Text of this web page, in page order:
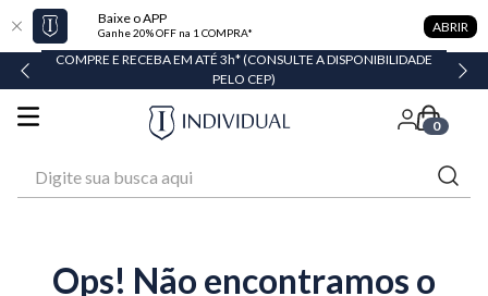
Baixe o APP
Ganhe 20% OFF na 1 COMPRA* ABRIR
COMPRE E RECEBA EM ATÉ 3h* (CONSULTE A DISPONIBILIDADE
PELO CEP)
0
Ops! Não encontramos o